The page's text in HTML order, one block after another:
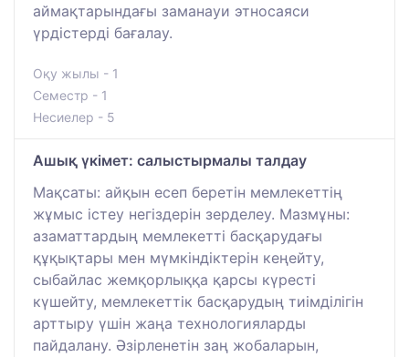
аймақтарындағы заманауи этносаяси
үрдістерді бағалау.
Оқу жылы - 1
Семестр - 1
Несиелер - 5
Ашық үкімет: салыстырмалы талдау
Мақсаты: айқын есеп беретін мемлекеттің
жұмыс істеу негіздерін зерделеу. Мазмұны:
азаматтардың мемлекетті басқарудағы
құқықтары мен мүмкіндіктерін кеңейту,
сыбайлас жемқорлыққа қарсы күресті
күшейту, мемлекеттік басқарудың тиімділігін
арттыру үшін жаңа технологияларды
пайдалану. Әзірленетін заң жобаларын,